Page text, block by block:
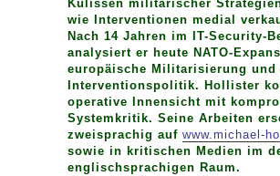
Kulissen militärischer
wie Interventionen medial
Nach 14 Jahren im IT-Security-
analysiert er heute NATO-
europäische Militarisierung und
Interventionspolitik. Hollister
operative Innensicht mit
Systemkritik. Seine Arbeiten
zweisprachig aufwww.michael-
sowie in kritischen Medien im
englischsprachigen Raum.